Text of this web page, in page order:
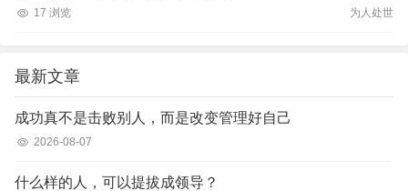
17 浏览 为人处世
最新文章
成功真不是击败别人，而是改变管理好自己
2026-08-07
什么样的人，可以提拔成领导？